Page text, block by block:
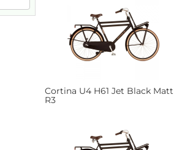
Cortina U4 H61 Jet Black Matt
R3